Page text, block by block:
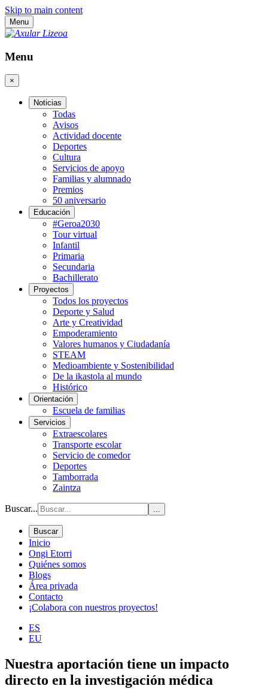
Skip to main content
Menu
Menu
×
Noticias
Todas
Avisos
Actividad docente
Deportes
Cultura
Servicios de apoyo
Familias y alumnado
Premios
50 aniversario
Educación
#Geroa2030
Tour virtual
Infantil
Primaria
Secundaria
Bachillerato
Proyectos
Todos los proyectos
Deporte y Salud
Arte y Creatividad
Empoderamiento
Valores humanos y Ciudadanía
STEAM
Medioambiente y Sostenibilidad
De la ikastola al mundo
Histórico
Orientación
Escuela de familias
Servicios
Extraescolares
Transporte escolar
Servicio de comedor
Deportes
Tamborrada
Zaintza
Buscar... ...
Buscar
Inicio
Ongi Etorri
Quiénes somos
Blogs
Área privada
Contacto
¡Colabora con nuestros proyectos!
ES
EU
Nuestra aportación tiene un impacto
directo en la investigación médica